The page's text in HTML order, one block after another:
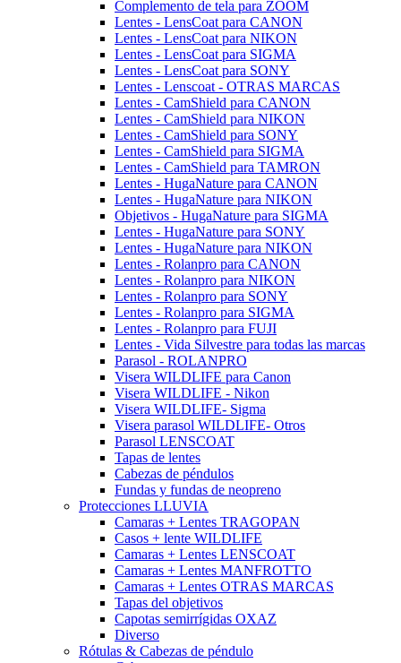
Complemento de tela para ZOOM
Lentes - LensCoat para CANON
Lentes - LensCoat para NIKON
Lentes - LensCoat para SIGMA
Lentes - LensCoat para SONY
Lentes - Lenscoat - OTRAS MARCAS
Lentes - CamShield para CANON
Lentes - CamShield para NIKON
Lentes - CamShield para SONY
Lentes - CamShield para SIGMA
Lentes - CamShield para TAMRON
Lentes - HugaNature para CANON
Lentes - HugaNature para NIKON
Objetivos - HugaNature para SIGMA
Lentes - HugaNature para SONY
Lentes - HugaNature para NIKON
Lentes - Rolanpro para CANON
Lentes - Rolanpro para NIKON
Lentes - Rolanpro para SONY
Lentes - Rolanpro para SIGMA
Lentes - Rolanpro para FUJI
Lentes - Vida Silvestre para todas las marcas
Parasol - ROLANPRO
Visera WILDLIFE para Canon
Visera WILDLIFE - Nikon
Visera WILDLIFE- Sigma
Visera parasol WILDLIFE- Otros
Parasol LENSCOAT
Tapas de lentes
Cabezas de péndulos
Fundas y fundas de neopreno
Protecciones LLUVIA
Camaras + Lentes TRAGOPAN
Casos + lente WILDLIFE
Camaras + Lentes LENSCOAT
Camaras + Lentes MANFROTTO
Camaras + Lentes OTRAS MARCAS
Tapas del objetivos
Capotas semirrígidas OXAZ
Diverso
Rótulas & Cabezas de péndulo